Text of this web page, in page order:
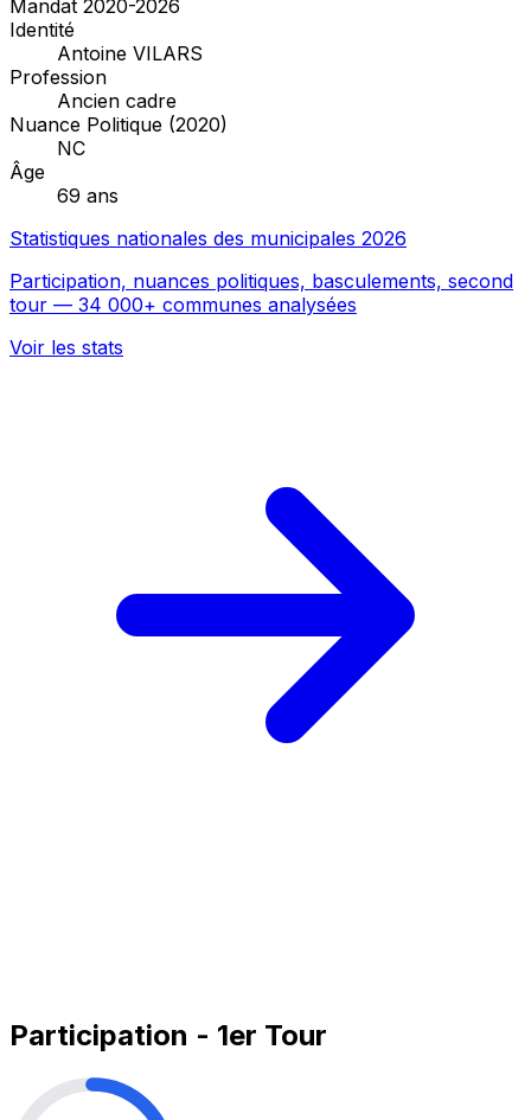
Mandat 2020-2026
Identité
Antoine VILARS
Profession
Ancien cadre
Nuance Politique (2020)
NC
Âge
69 ans
Statistiques nationales des municipales 2026
Participation, nuances politiques, basculements, second
tour — 34 000+ communes analysées
Voir les stats
Participation - 1er Tour